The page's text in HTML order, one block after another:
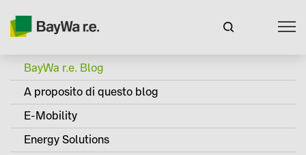
BayWa r.e. Blog
A proposito di questo blog
E-Mobility
Energy Solutions